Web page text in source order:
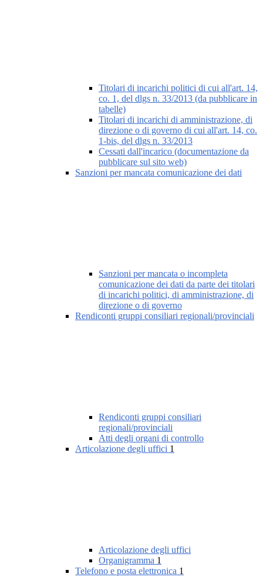
Titolari di incarichi politici di cui all'art. 14,
co. 1, del dlgs n. 33/2013 (da pubblicare in
tabelle)
Titolari di incarichi di amministrazione, di
direzione o di governo di cui all'art. 14, co.
1-bis, del dlgs n. 33/2013
Cessati dall'incarico (documentazione da
pubblicare sul sito web)
Sanzioni per mancata comunicazione dei dati
Sanzioni per mancata o incompleta
comunicazione dei dati da parte dei titolari
di incarichi politici, di amministrazione, di
direzione o di governo
Rendiconti gruppi consiliari regionali/provinciali
Rendiconti gruppi consiliari
regionali/provinciali
Atti degli organi di controllo
Articolazione degli uffici 1
Articolazione degli uffici
Organigramma 1
Telefono e posta elettronica 1